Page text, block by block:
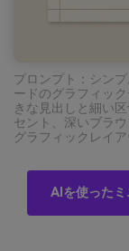
プロンプト：シン
ードのグラフィッ
きな見出しと細い
セント、深いブラ
グラフィックレイ
AIを使った